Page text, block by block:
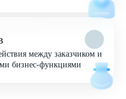
между заказчиком и
бизнес-функциями